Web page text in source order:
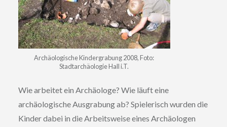
Archäologische Kindergrabung 2008, Foto:
Stadtarchäologie Hall i.T.
Wie arbeitet ein Archäologe? Wie läuft eine
archäologische Ausgrabung ab? Spielerisch wurden die
Kinder dabei in die Arbeitsweise eines Archäologen